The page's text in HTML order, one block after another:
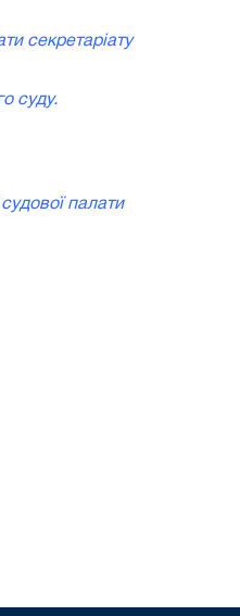
секретаріату
суду.
палати